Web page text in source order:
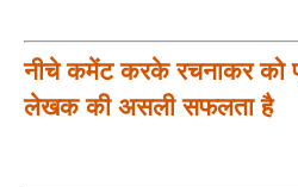
नीचे कमेंट करके रचनाकर को
लेखक की असली सफलता है